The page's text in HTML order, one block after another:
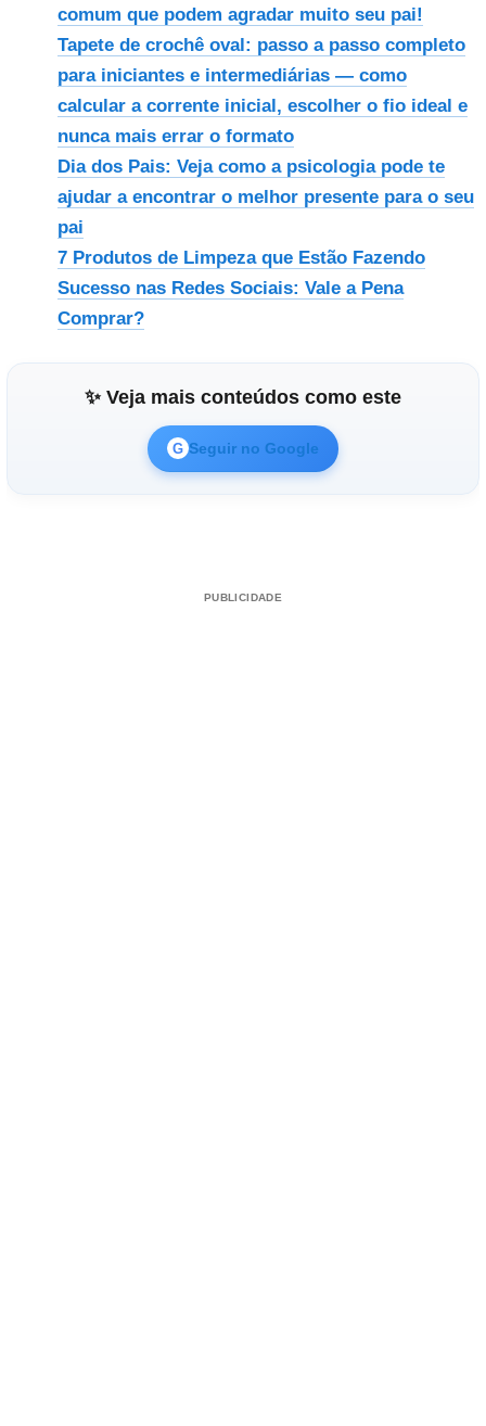
comum que podem agradar muito seu pai!
Tapete de crochê oval: passo a passo completo
para iniciantes e intermediárias — como
calcular a corrente inicial, escolher o fio ideal e
nunca mais errar o formato
Dia dos Pais: Veja como a psicologia pode te
ajudar a encontrar o melhor presente para o seu
pai
7 Produtos de Limpeza que Estão Fazendo
Sucesso nas Redes Sociais: Vale a Pena
Comprar?
✨ Veja mais conteúdos como este
G Seguir no Google
PUBLICIDADE